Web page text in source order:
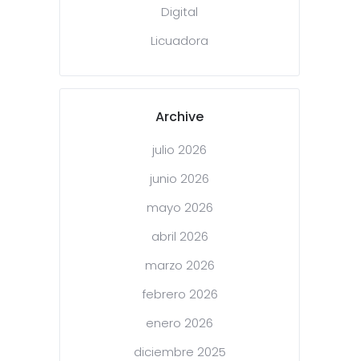
Digital
Licuadora
Archive
julio 2026
junio 2026
mayo 2026
abril 2026
marzo 2026
febrero 2026
enero 2026
diciembre 2025